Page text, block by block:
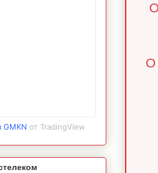
О
GMKN от TradingView